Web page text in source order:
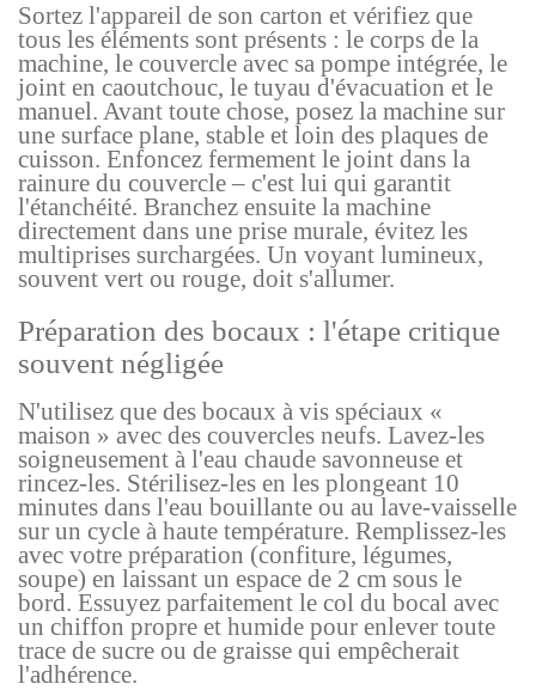
Sortez l'appareil de son carton et vérifiez que
tous les éléments sont présents : le corps de la
machine, le couvercle avec sa pompe intégrée, le
joint en caoutchouc, le tuyau d'évacuation et le
manuel. Avant toute chose, posez la machine sur
une surface plane, stable et loin des plaques de
cuisson. Enfoncez fermement le joint dans la
rainure du couvercle – c'est lui qui garantit
l'étanchéité. Branchez ensuite la machine
directement dans une prise murale, évitez les
multiprises surchargées. Un voyant lumineux,
souvent vert ou rouge, doit s'allumer.
Préparation des bocaux : l'étape critique
souvent négligée
N'utilisez que des bocaux à vis spéciaux «
maison » avec des couvercles neufs. Lavez-les
soigneusement à l'eau chaude savonneuse et
rincez-les. Stérilisez-les en les plongeant 10
minutes dans l'eau bouillante ou au lave-vaisselle
sur un cycle à haute température. Remplissez-les
avec votre préparation (confiture, légumes,
soupe) en laissant un espace de 2 cm sous le
bord. Essuyez parfaitement le col du bocal avec
un chiffon propre et humide pour enlever toute
trace de sucre ou de graisse qui empêcherait
l'adhérence.